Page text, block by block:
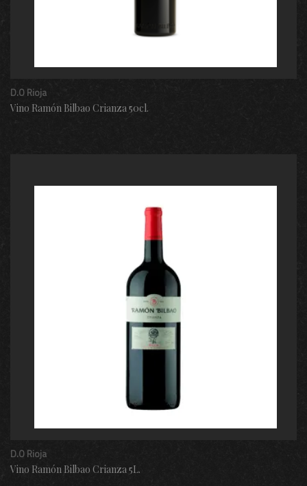
D.O Rioja
Vino Ramón Bilbao Crianza 50cl.
D.O Rioja
Vino Ramón Bilbao Crianza 5L.